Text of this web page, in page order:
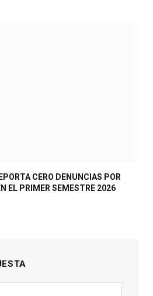
CERO DENUNCIAS POR
EL PRIMER SEMESTRE 2026